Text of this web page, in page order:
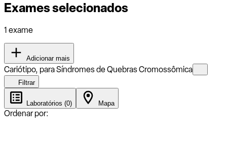
Exames selecionados
1 exame
Adicionar mais
Cariótipo, para Síndromes de Quebras Cromossômica
Filtrar
Laboratórios (0) Mapa
Ordenar por: